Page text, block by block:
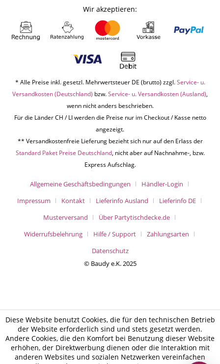
Wir akzeptieren:
* Alle Preise inkl. gesetzl. Mehrwertsteuer DE (brutto) zzgl.Service- u.
Versandkosten (Deutschland) bzw.Service- u. Versandkosten (Ausland),
wenn nicht anders beschrieben.
Für die Länder CH / LI werden die Preise nur im Checkout / Kasse netto
angezeigt.
** Versandkostenfreie Lieferung bezieht sich nur auf den Erlass der
Standard Paket Preise Deutschland, nicht aber auf Nachnahme-, bzw.
Express Aufschlag.
Allgemeine Geschäftsbedingungen
Händler-Login
Impressum
Kontakt Lieferinfo Ausland
Lieferinfo DE
Musterversand
Über Partytischdecke.de
Widerrufsbelehrung
Hilfe / Support
Zahlungsarten
Datenschutz
© Baudy e.K. 2025
Diese Website benutzt Cookies, die für den technischen Betrieb
der Website erforderlich sind und stets gesetzt werden.
Andere Cookies, die den Komfort bei Benutzung dieser Website
erhöhen, der Direktwerbung dienen oder die Interaktion mit
anderen Websites und sozialen Netzwerken vereinfachen